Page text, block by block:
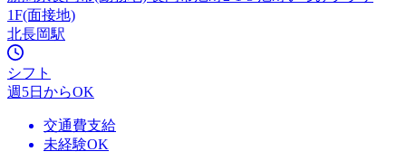
1F(面接地)
北長岡駅
シフト
週5日からOK
交通費支給
未経験OK